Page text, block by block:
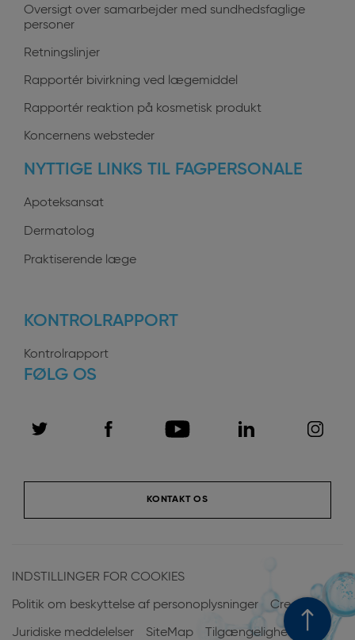
Oversigt over samarbejder med sundhedsfaglige
personer
Retningslinjer
Rapportér bivirkning ved lægemiddel
Rapportér reaktion på kosmetisk produkt
Koncernens websteder
NYTTIGE LINKS TIL FAGPERSONALE
Apoteksansat
Dermatolog
Praktiserende læge
KONTROLRAPPORT
Kontrolrapport
FØLG OS
KONTAKT OS
Pied
de
INDSTILLINGER FOR COOKIES
Politik om beskyttelse af personoplysninger Credits
Juridiske meddelelser SiteMap Tilgængelighed